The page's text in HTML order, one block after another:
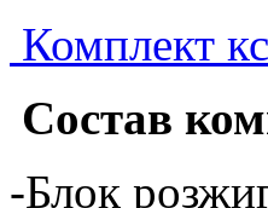
Комплект
Состав
-Блок